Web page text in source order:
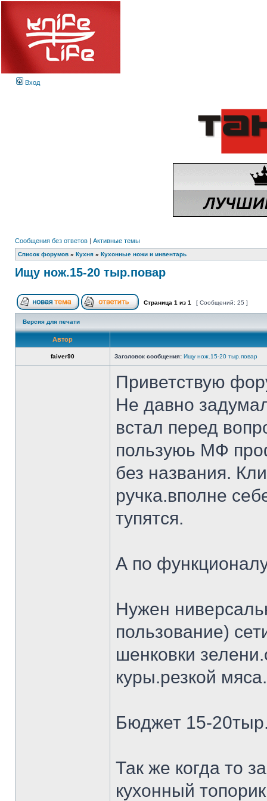
Вход
Сообщения без ответов | Активные темы
Список форумов » Кухня » Кухонные ножи и инвентарь
Ищу нож.15-20 тыр.повар
Страница 1 из 1 [ Сообщений: 25 ]
Версия для печати
Автор
faiver90 Заголовок сообщения: Ищу нож.15-20 тыр.повар
Приветствую
Не давно
встал перед
пользуюь МФ
без названия.
ручка.вполне
тупятся.
А по
Нужен
пользование)
шенковки
куры.резкой
Бюджет 15-
Так же когда то
кухонный